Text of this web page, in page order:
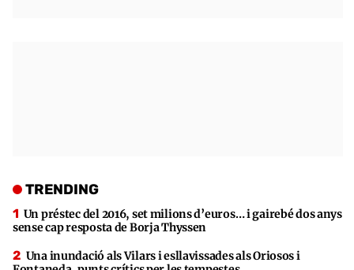
TRENDING
Un préstec del 2016, set milions d’euros… i gairebé dos anys
sense cap resposta de Borja Thyssen
Una inundació als Vilars i esllavissades als Oriosos i